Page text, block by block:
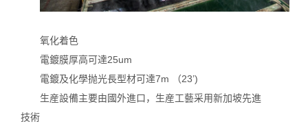
氧化着色
電鍍膜厚高可達25um
電鍍及化學抛光長型材可達7m （23’)
生産設備主要由國外進口，生産工藝采用新加坡先進
技術